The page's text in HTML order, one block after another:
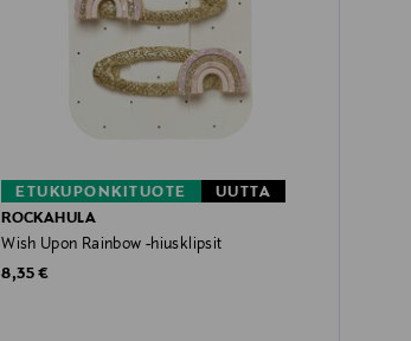
ETUKUPONKITUOTE
UUTTA
ROCKAHULA
Wish Upon Rainbow -hiusklipsit
Original Price
8,35 €